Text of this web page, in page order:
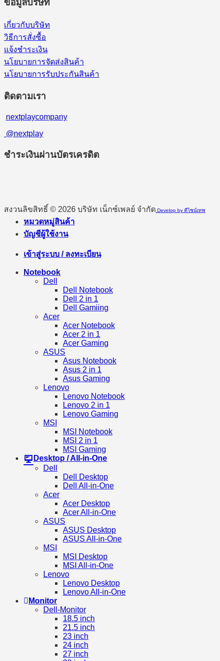
ข้อมูลบริษัท
เกี่ยวกับบริษัท
วิธีการสั่งซื้อ
แจ้งชำระเงิน
นโยบายการจัดส่งสินค้า
นโยบายการรับประกันสินค้า
ติดตามเรา
nextplaycompany
@nextplay
ชำระเงินผ่านบัตรเครดิต
สงวนลิขสิทธิ์ © 2026 บริษัท เน็กซ์เพลย์ จำกัด Develop by ดีไซน์เทพ
หมวดหมู่สินค้า
บัญชีผู้ใช้งาน
เข้าสู่ระบบ / ลงทะเบียน
Notebook
Dell
Dell Notebook
Dell 2 in 1
Dell Gamiing
Acer
Acer Notebook
Acer 2 in 1
Acer Gaming
ASUS
Asus Notebook
Asus 2 in 1
Asus Gaming
Lenovo
Lenovo Notebook
Lenovo 2 in 1
Lenovo Gaming
MSI
MSI Notebook
MSI 2 in 1
MSI Gaming
Desktop / All-in-One
Dell
Dell Desktop
Dell All-in-One
Acer
Acer Desktop
Acer All-in-One
ASUS
ASUS Desktop
ASUS All-in-One
MSI
MSI Desktop
MSI All-in-One
Lenovo
Lenovo Desktop
Lenovo All-in-One
Monitor
Dell-Monitor
18.5 inch
21.5 inch
23 inch
24 inch
27 inch